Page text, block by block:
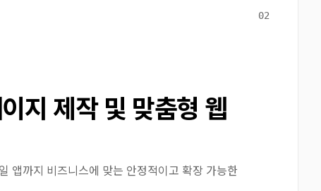
02
지 제작 및 맞춤형 웹
앱까지 비즈니스에 맞는 안정적이고 확장 가능한